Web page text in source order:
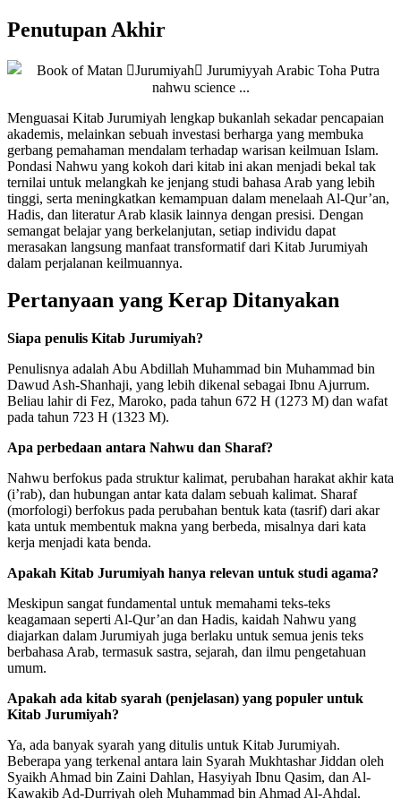
Penutupan Akhir
Menguasai Kitab Jurumiyah lengkap bukanlah sekadar pencapaian
akademis, melainkan sebuah investasi berharga yang membuka
gerbang pemahaman mendalam terhadap warisan keilmuan Islam.
Pondasi Nahwu yang kokoh dari kitab ini akan menjadi bekal tak
ternilai untuk melangkah ke jenjang studi bahasa Arab yang lebih
tinggi, serta meningkatkan kemampuan dalam menelaah Al-Qur’an,
Hadis, dan literatur Arab klasik lainnya dengan presisi. Dengan
semangat belajar yang berkelanjutan, setiap individu dapat
merasakan langsung manfaat transformatif dari Kitab Jurumiyah
dalam perjalanan keilmuannya.
Pertanyaan yang Kerap Ditanyakan
Siapa penulis Kitab Jurumiyah?
Penulisnya adalah Abu Abdillah Muhammad bin Muhammad bin
Dawud Ash-Shanhaji, yang lebih dikenal sebagai Ibnu Ajurrum.
Beliau lahir di Fez, Maroko, pada tahun 672 H (1273 M) dan wafat
pada tahun 723 H (1323 M).
Apa perbedaan antara Nahwu dan Sharaf?
Nahwu berfokus pada struktur kalimat, perubahan harakat akhir kata
(i’rab), dan hubungan antar kata dalam sebuah kalimat. Sharaf
(morfologi) berfokus pada perubahan bentuk kata (tasrif) dari akar
kata untuk membentuk makna yang berbeda, misalnya dari kata
kerja menjadi kata benda.
Apakah Kitab Jurumiyah hanya relevan untuk studi agama?
Meskipun sangat fundamental untuk memahami teks-teks
keagamaan seperti Al-Qur’an dan Hadis, kaidah Nahwu yang
diajarkan dalam Jurumiyah juga berlaku untuk semua jenis teks
berbahasa Arab, termasuk sastra, sejarah, dan ilmu pengetahuan
umum.
Apakah ada kitab syarah (penjelasan) yang populer untuk
Kitab Jurumiyah?
Ya, ada banyak syarah yang ditulis untuk Kitab Jurumiyah.
Beberapa yang terkenal antara lain Syarah Mukhtashar Jiddan oleh
Syaikh Ahmad bin Zaini Dahlan, Hasyiyah Ibnu Qasim, dan Al-
Kawakib Ad-Durriyah oleh Muhammad bin Ahmad Al-Ahdal.